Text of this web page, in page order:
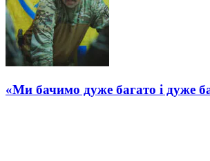
«Ми бачимо дуже багато і дуже